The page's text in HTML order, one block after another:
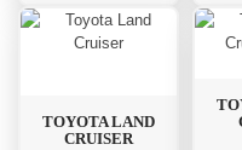
TOYOTA LAND
CRUISER